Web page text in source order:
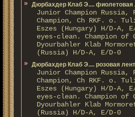
Дюрбахдер Клаб Э.... фиолетовая
Junior Champion Russia,
Champion, Ch RKF. о.
Eszes (Hungary) H/D-A,
eyes-clean. Champion of
Dyourbahler Klab
(Russia) H/D-А, E/D-0
Дюрбахдер Клаб Э.... розовая
Junior Champion Russia,
Champion, Ch RKF. о.
Eszes (Hungary) H/D-A,
eyes-clean. Champion of
Dyourbahler Klab
(Russia) H/D-А, E/D-0